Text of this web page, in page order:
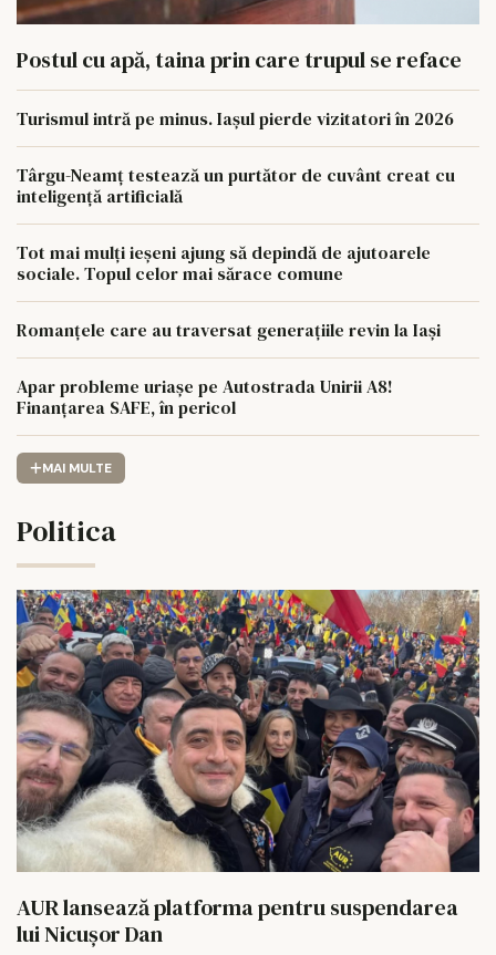
Postul cu apă, taina prin care trupul se reface
Turismul intră pe minus. Iașul pierde vizitatori în 2026
Târgu-Neamț testează un purtător de cuvânt creat cu
inteligență artificială
Tot mai mulți ieșeni ajung să depindă de ajutoarele
sociale. Topul celor mai sărace comune
Romanțele care au traversat generațiile revin la Iași
Apar probleme uriașe pe Autostrada Unirii A8!
Finanțarea SAFE, în pericol
MAI MULTE
Politica
AUR lansează platforma pentru suspendarea
lui Nicușor Dan